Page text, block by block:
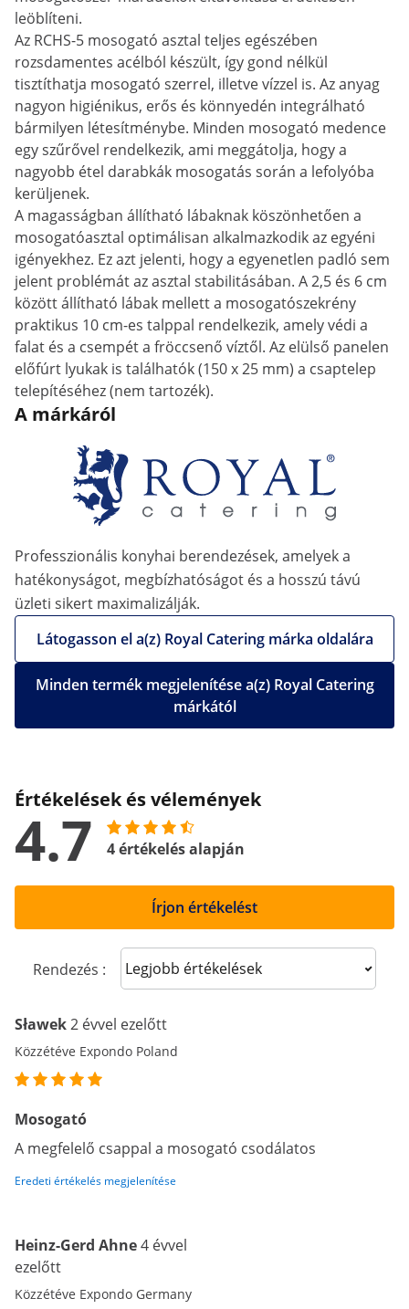
leöblíteni.
Az RCHS-5 mosogató asztal teljes egészében
rozsdamentes acélból készült, így gond nélkül
tisztíthatja mosogató szerrel, illetve vízzel is. Az anyag
nagyon higiénikus, erős és könnyedén integrálható
bármilyen létesítménybe. Minden mosogató medence
egy szűrővel rendelkezik, ami meggátolja, hogy a
nagyobb étel darabkák mosogatás során a lefolyóba
kerüljenek.
A magasságban állítható lábaknak köszönhetően a
mosogatóasztal optimálisan alkalmazkodik az egyéni
igényekhez. Ez azt jelenti, hogy a egyenetlen padló sem
jelent problémát az asztal stabilitásában. A 2,5 és 6 cm
között állítható lábak mellett a mosogatószekrény
praktikus 10 cm-es talppal rendelkezik, amely védi a
falat és a csempét a fröccsenő víztől. Az elülső panelen
előfúrt lyukak is találhatók (150 x 25 mm) a csaptelep
telepítéséhez (nem tartozék).
A márkáról
Professzionális konyhai berendezések, amelyek a
hatékonyságot, megbízhatóságot és a hosszú távú
üzleti sikert maximalizálják.
Látogasson el a(z) Royal Catering márka oldalára
Minden termék megjelenítése a(z) Royal Catering
márkától
Értékelések és vélemények
4.7 4 értékelés alapján
Írjon értékelést
Rendezés : Sort reviews
Sławek2 évvel ezelőtt
Közzétéve Expondo Poland
Mosogató
A megfelelő csappal a mosogató csodálatos
Eredeti értékelés megjelenítése
Heinz-Gerd Ahne4 évvel
ezelőtt
Közzétéve Expondo Germany